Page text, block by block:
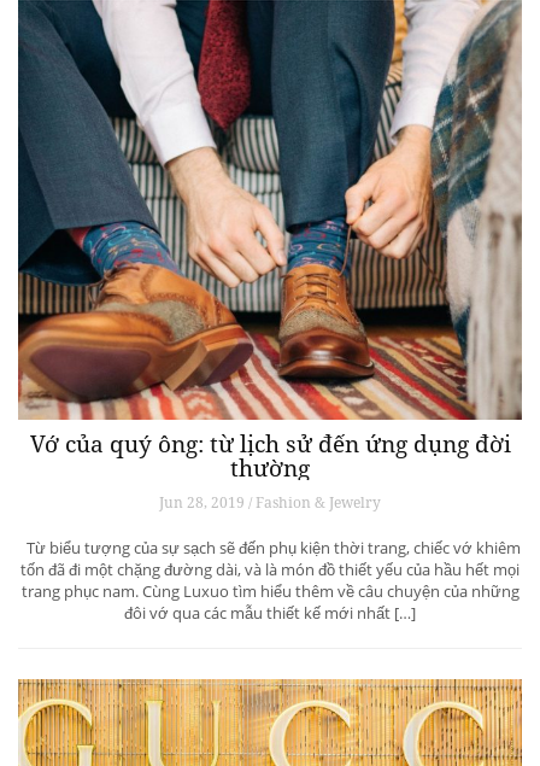
Vớ của quý ông: từ lịch sử đến ứng dụng đời
thường
Jun 28, 2019 / Fashion & Jewelry
Từ biểu tượng của sự sạch sẽ đến phụ kiện thời trang, chiếc vớ khiêm
tốn đã đi một chặng đường dài, và là món đồ thiết yếu của hầu hết mọi
trang phục nam. Cùng Luxuo tìm hiểu thêm về câu chuyện của những
đôi vớ qua các mẫu thiết kế mới nhất […]